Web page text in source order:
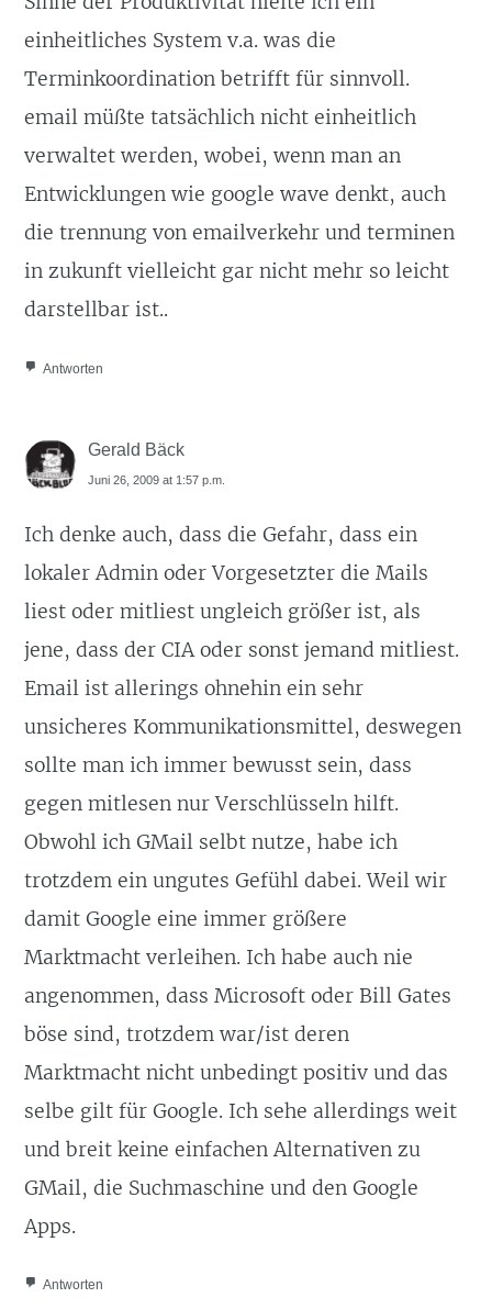
einheitliches System v.a. was die
Terminkoordination betrifft für sinnvoll.
email müßte tatsächlich nicht einheitlich
verwaltet werden, wobei, wenn man an
Entwicklungen wie google wave denkt, auch
die trennung von emailverkehr und terminen
in zukunft vielleicht gar nicht mehr so leicht
darstellbar ist..
Antworten
Gerald Bäck
Juni 26, 2009 at 1:57 p.m.
Ich denke auch, dass die Gefahr, dass ein
lokaler Admin oder Vorgesetzter die Mails
liest oder mitliest ungleich größer ist, als
jene, dass der CIA oder sonst jemand mitliest.
Email ist allerings ohnehin ein sehr
unsicheres Kommunikationsmittel, deswegen
sollte man ich immer bewusst sein, dass
gegen mitlesen nur Verschlüsseln hilft.
Obwohl ich GMail selbt nutze, habe ich
trotzdem ein ungutes Gefühl dabei. Weil wir
damit Google eine immer größere
Marktmacht verleihen. Ich habe auch nie
angenommen, dass Microsoft oder Bill Gates
böse sind, trotzdem war/ist deren
Marktmacht nicht unbedingt positiv und das
selbe gilt für Google. Ich sehe allerdings weit
und breit keine einfachen Alternativen zu
GMail, die Suchmaschine und den Google
Apps.
Antworten